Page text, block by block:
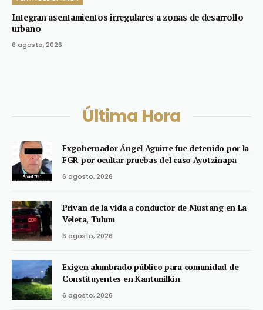
Integran asentamientos irregulares a zonas de desarrollo
urbano
6 agosto, 2026
Última Hora
Exgobernador Ángel Aguirre fue detenido por la
FGR por ocultar pruebas del caso Ayotzinapa
6 agosto, 2026
Privan de la vida a conductor de Mustang en La
Veleta, Tulum
6 agosto, 2026
Exigen alumbrado público para comunidad de
Constituyentes en Kantunilkín
6 agosto, 2026